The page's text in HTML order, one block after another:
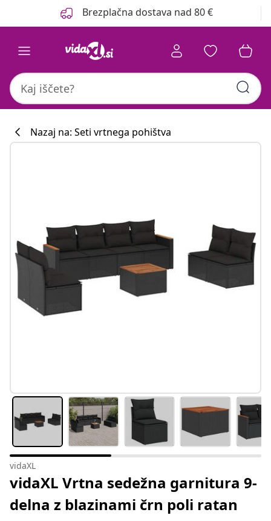
Brezplačna dostava nad 80 €
Nazaj na: Seti vrtnega pohištva
vidaXL
vidaXL Vrtna sedežna garnitura 9-
delna z blazinami črn poli ratan